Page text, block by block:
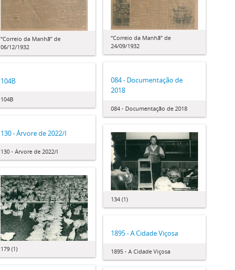
“Correio da Manhã” de
06/12/1932
“Correio da Manhã” de
24/09/1932
084 - Documentação de
2018
084 - Documentação de 2018
104B
104B
130 - Árvore de 2022/I
130 - Árvore de 2022/I
134 (1)
179 (1)
1895 - A Cidade Viçosa
1895 - A Cidade Viçosa